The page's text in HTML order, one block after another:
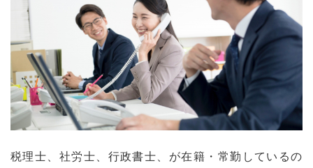
税理士、社労士、行政書士、が在籍・常勤しているの